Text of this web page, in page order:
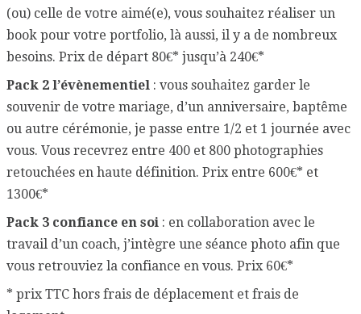
(ou) celle de votre aimé(e), vous souhaitez réaliser un
book pour votre portfolio, là aussi, il y a de nombreux
besoins. Prix de départ 80€* jusqu’à 240€*
Pack 2 l’évènementiel : vous souhaitez garder le
souvenir de votre mariage, d’un anniversaire, baptême
ou autre cérémonie, je passe entre 1/2 et 1 journée avec
vous. Vous recevrez entre 400 et 800 photographies
retouchées en haute définition. Prix entre 600€* et
1300€*
Pack 3 confiance en soi : en collaboration avec le
travail d’un coach, j’intègre une séance photo afin que
vous retrouviez la confiance en vous. Prix 60€*
* prix TTC hors frais de déplacement et frais de